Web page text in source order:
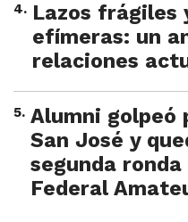
4. Lazos frágiles
efímeras: un
relaciones
5. Alumni golpeó
San José y
segunda
Federal